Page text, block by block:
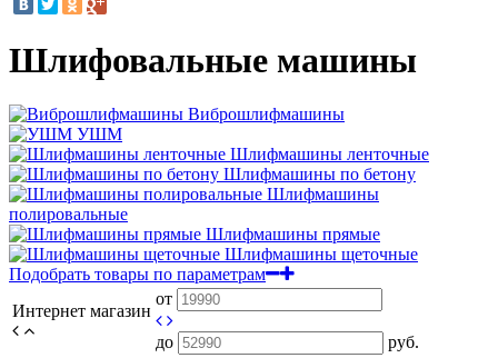
Шлифовальные машины
Виброшлифмашины
УШМ
Шлифмашины ленточные
Шлифмашины по бетону
Шлифмашины
полировальные
Шлифмашины прямые
Шлифмашины щеточные
Подобрать товары по параметрам
Интернет магазин
от
до
руб.